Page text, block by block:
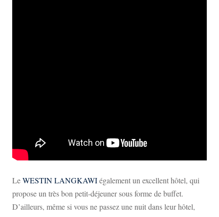
LeWESTIN LANGKAWIégalement un excellent hôtel, qui
propose un très bon petit-déjeuner sous forme de buffet.
D’ailleurs, même si vous ne passez une nuit dans leur hôtel,